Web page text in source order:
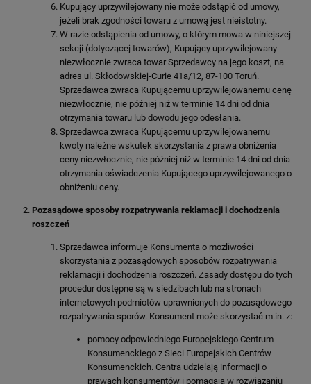
Kupujący uprzywilejowany nie może odstąpić od umowy,
jeżeli brak zgodności towaru z umową jest nieistotny.
W razie odstąpienia od umowy, o którym mowa w niniejszej
sekcji (dotyczącej towarów), Kupujący uprzywilejowany
niezwłocznie zwraca towar Sprzedawcy na jego koszt, na
adres ul. Skłodowskiej-Curie 41a/12, 87-100 Toruń.
Sprzedawca zwraca Kupującemu uprzywilejowanemu cenę
niezwłocznie, nie później niż w terminie 14 dni od dnia
otrzymania towaru lub dowodu jego odesłania.
Sprzedawca zwraca Kupującemu uprzywilejowanemu
kwoty należne wskutek skorzystania z prawa obniżenia
ceny niezwłocznie, nie później niż w terminie 14 dni od dnia
otrzymania oświadczenia Kupującego uprzywilejowanego o
obniżeniu ceny.
Pozasądowe sposoby rozpatrywania reklamacji i dochodzenia
roszczeń
Sprzedawca informuje Konsumenta o możliwości
skorzystania z pozasądowych sposobów rozpatrywania
reklamacji i dochodzenia roszczeń. Zasady dostępu do tych
procedur dostępne są w siedzibach lub na stronach
internetowych podmiotów uprawnionych do pozasądowego
rozpatrywania sporów. Konsument może skorzystać m.in. z:
pomocy odpowiedniego Europejskiego Centrum
Konsumenckiego z Sieci Europejskich Centrów
Konsumenckich. Centra udzielają informacji o
prawach konsumentów i pomagają w rozwiązaniu